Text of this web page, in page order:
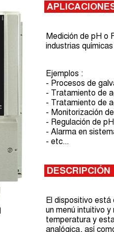
Medición de pH o
industrias
Ejemplos :
- Procesos de
- Tratamiento de
- Tratamiento de
- Monitorización
- Regulación de
- Alarma en
- etc...
DESCRIPCIÓN
El dispositivo está
un menú intuitivo
temperatura y
analógica, así